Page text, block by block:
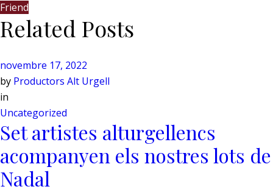
Friend
Related Posts
novembre 17, 2022
by Productors Alt Urgell
in
Uncategorized
Set artistes alturgellencs
acompanyen els nostres lots de
Nadal